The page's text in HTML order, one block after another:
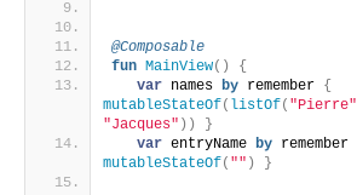
@Composable
fun MainView()
{
var names by remember {
mutableStateOf( listOf( "Pierre"
"Jacques" ))
}
var entryName by remember
mutableStateOf( "" ) }